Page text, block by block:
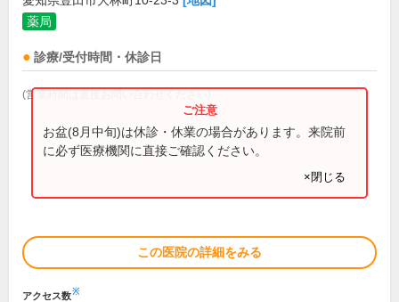
薬局
診療/受付時間・休診日
(営業時間は直接お問い合わせください)
お盆(8月中旬)は休診・休業の場合があります。来院前
に必ず医療機関に直接ご確認ください。
×閉じる
この医院の詳細をみる
アクセス数※